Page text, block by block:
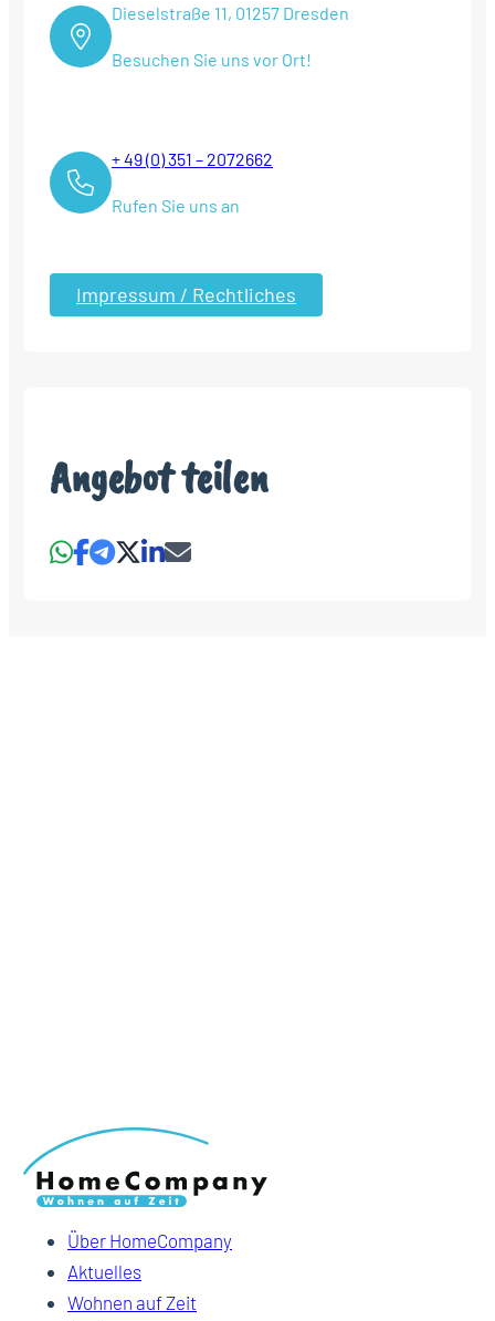
Dieselstraße 11, 01257 Dresden
Besuchen Sie uns vor Ort!
+ 49 (0) 351 – 2072662
Rufen Sie uns an
Impressum / Rechtliches
Angebot teilen
Über HomeCompany
Aktuelles
Wohnen auf Zeit